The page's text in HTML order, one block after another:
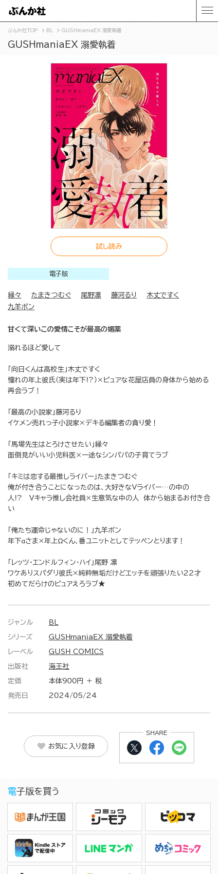
ぶんか社TOP BL GUSHmaniaEX 溺愛執着
GUSHmaniaEX 溺愛執着
試し読み
電子版
縁々 たまきつむぐ 尾野凛 藤河るり
木丈ですく
九羊ボン
甘くて深いこの愛情こそが最高の媚薬
溺れるほど愛して
「向日くんは高校生」木丈ですく
憧れの年上彼氏（実は年下!?）×ピュアな花屋店員の身体から始める
再会ラブ！
「最高の小説家」藤河るり
イケメン売れっ子小説家×デキる編集者の貪り愛！
「馬場先生はとろけさせたい」縁々
面倒見がいい小児科医×一途なシンパパの子育てラブ
「キミは恋する最推しライバー」たまきつむぐ
俺が付き合うことになったのは、大好きなVライバー…の中の
人!? Vキャラ推し会社員×生意気な中の人 体から始まるお付き合
い
「俺たち運命じゃないのに！」九羊ボン
年下αさま×年上Ωくん、番ユニットとしてテッペンとります！
「レッツ・エンドルフィン・ハイ」尾野 凛
ワケありスパダリ彼氏×純粋無垢だけどエッチを頑張りたい22才
初めてだらけのピュアえろラブ★
ジャンル BL
シリーズ GUSHmaniaEX 溺愛執着
レーベル GUSH COMICS
出版社 海王社
定価 本体900円 ＋ 税
発売日 2024/05/24
お気に入り登録
SHARE
電子版を買う